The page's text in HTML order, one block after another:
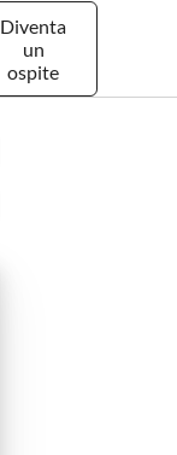
Diventa
un
ospite